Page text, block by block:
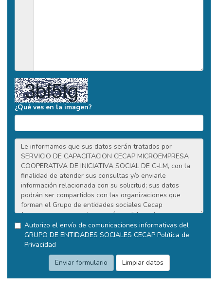
¿Qué ves en la imagen?
Autorizo el envío de comunicaciones informativas del
GRUPO DE ENTIDADES SOCIALES CECAP Política de
Privacidad